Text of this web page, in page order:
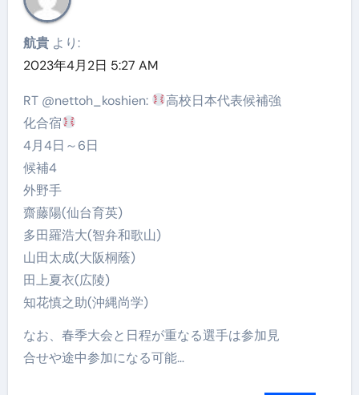
航貴 より:
2023年4月2日 5:27 AM
RT @nettoh_koshien:
高校日本代表候補強
化合宿
4月4日～6日
候補4
外野手
齋藤陽(仙台育英)
多田羅浩大(智弁和歌山)
山田太成(大阪桐蔭)
田上夏衣(広陵)
知花慎之助(沖縄尚学)
なお、春季大会と日程が重なる選手は参加見
合せや途中参加になる可能…